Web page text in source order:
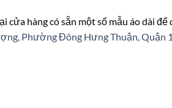
cửa hàng có sẵn một số mẫu áo dài
Phường Đông Hưng Thuận, Quận